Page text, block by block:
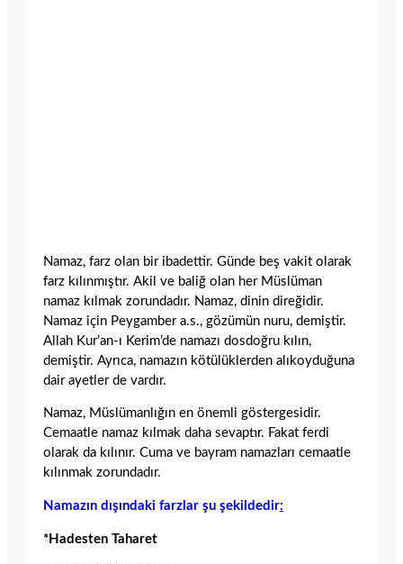
Namaz, farz olan bir ibadettir. Günde beş vakit olarak
farz kılınmıştır. Akil ve baliğ olan her Müslüman
namaz kılmak zorundadır. Namaz, dinin direğidir.
Namaz için Peygamber a.s., gözümün nuru, demiştir.
Allah Kur’an-ı Kerim’de namazı dosdoğru kılın,
demiştir. Ayrıca, namazın kötülüklerden alıkoyduğuna
dair ayetler de vardır.
Namaz, Müslümanlığın en önemli göstergesidir.
Cemaatle namaz kılmak daha sevaptır. Fakat ferdi
olarak da kılınır. Cuma ve bayram namazları cemaatle
kılınmak zorundadır.
Namazın dışındaki farzlar şu şekildedir:
*Hadesten Taharet